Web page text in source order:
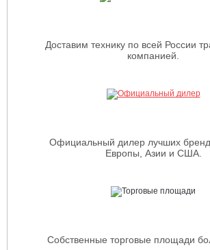
Большой бензобак. Позволяет работать
помогает увеличить давление в цилиндре
изменение мощности при работе на
Двойной шариковый подшипник на валу
Чугунная гильза цилиндра уменьшает
Доставим технику по всей России
компанией.
Официальный дилер лучших
Европы, Азии и США.
Собственные торговые площади